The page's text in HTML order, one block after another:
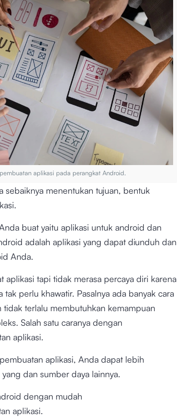
aplikasi pada perangkat Android.
sebaiknya menentukan tujuan, bentuk
buat yaitu aplikasi untuk android dan
adalah aplikasi yang dapat diunduh dan
Anda.
aplikasi tapi tidak merasa percaya diri karena
tak perlu khawatir. Pasalnya ada banyak cara
terlalu membutuhkan kemampuan
Salah satu caranya dengan
aplikasi.
pembuatan aplikasi, Anda dapat lebih
dan sumber daya lainnya.
dengan mudah
aplikasi.